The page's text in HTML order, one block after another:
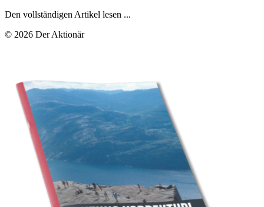
Den vollständigen Artikel lesen ...
© 2026 Der Aktionär